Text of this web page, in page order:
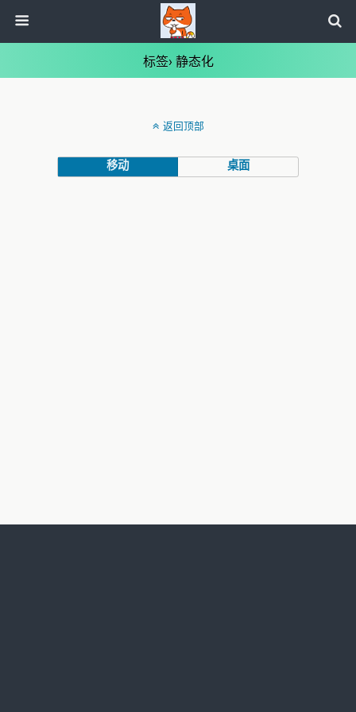
标签› 静态化
返回顶部
移动 桌面